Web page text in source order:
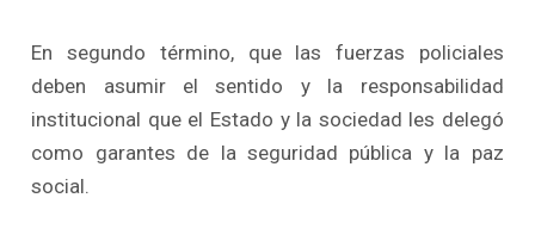
En segundo término, que las fuerzas policiales
deben asumir el sentido y la responsabilidad
institucional que el Estado y la sociedad les delegó
como garantes de la seguridad pública y la paz
social.